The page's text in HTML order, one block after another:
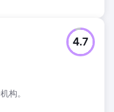
构。
4.7